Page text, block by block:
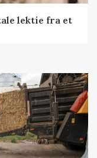
lektie fra et